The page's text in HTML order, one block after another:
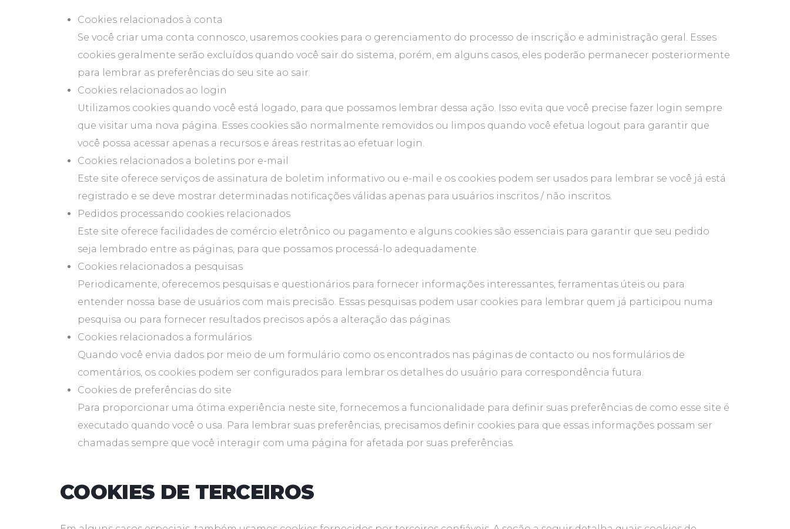
Cookies relacionados à conta
Se você criar uma conta connosco, usaremos cookies para o gerenciamento do processo de inscrição e administração geral. Esses
cookies geralmente serão excluídos quando você sair do sistema, porém, em alguns casos, eles poderão permanecer posteriormente
para lembrar as preferências do seu site ao sair.
Cookies relacionados ao login
Utilizamos cookies quando você está logado, para que possamos lembrar dessa ação. Isso evita que você precise fazer login sempre
que visitar uma nova página. Esses cookies são normalmente removidos ou limpos quando você efetua logout para garantir que
você possa acessar apenas a recursos e áreas restritas ao efetuar login.
Cookies relacionados a boletins por e-mail
Este site oferece serviços de assinatura de boletim informativo ou e-mail e os cookies podem ser usados para lembrar se você já está
registrado e se deve mostrar determinadas notificações válidas apenas para usuários inscritos / não inscritos.
Pedidos processando cookies relacionados
Este site oferece facilidades de comércio eletrônico ou pagamento e alguns cookies são essenciais para garantir que seu pedido
seja lembrado entre as páginas, para que possamos processá-lo adequadamente.
Cookies relacionados a pesquisas
Periodicamente, oferecemos pesquisas e questionários para fornecer informações interessantes, ferramentas úteis ou para
entender nossa base de usuários com mais precisão. Essas pesquisas podem usar cookies para lembrar quem já participou numa
pesquisa ou para fornecer resultados precisos após a alteração das páginas.
Cookies relacionados a formulários
Quando você envia dados por meio de um formulário como os encontrados nas páginas de contacto ou nos formulários de
comentários, os cookies podem ser configurados para lembrar os detalhes do usuário para correspondência futura.
Cookies de preferências do site
Para proporcionar uma ótima experiência neste site, fornecemos a funcionalidade para definir suas preferências de como esse site é
executado quando você o usa. Para lembrar suas preferências, precisamos definir cookies para que essas informações possam ser
chamadas sempre que você interagir com uma página for afetada por suas preferências.
COOKIES DE TERCEIROS